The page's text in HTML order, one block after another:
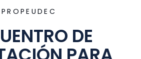
PROPEUDEC
DE